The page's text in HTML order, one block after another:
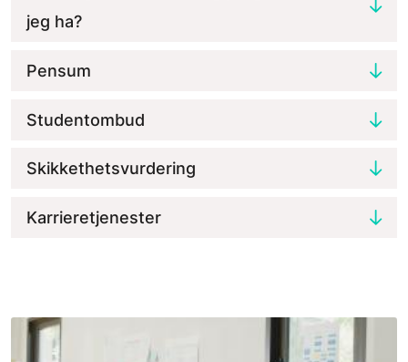
jeg ha?
Pensum
Studentombud
Skikkethetsvurdering
Karrieretjenester